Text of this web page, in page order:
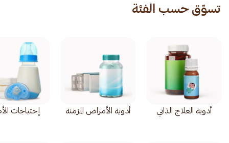
تسوّق حسب الفئة
أدوية العلاج الذاتي أدوية الأمراض المزمنة إحتياجات